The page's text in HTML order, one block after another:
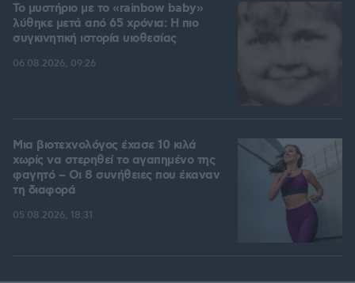
Το μυστήριο με το «rainbow baby»
λύθηκε μετά από 65 χρόνια: Η πιο
συγκινητική ιστορία υιοθεσίας
06.08.2026, 09:26
Μια βιοτεχνολόγος έχασε 10 κιλά
χωρίς να στερηθεί το αγαπημένο της
φαγητό – Οι 8 συνήθειες που έκαναν
τη διαφορά
05.08.2026, 18:31